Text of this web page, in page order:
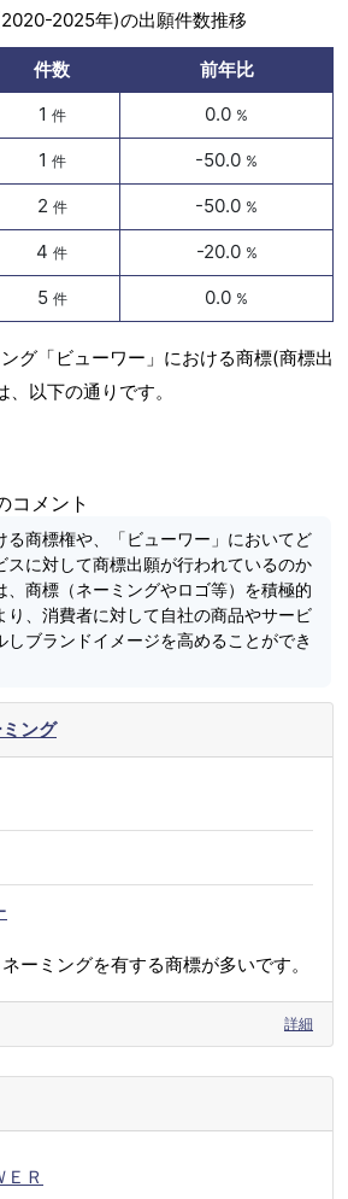
2025年)の出願件数推移
件数
前年比
1 件 0.0 %
1 件 -50.0 %
2 件 -50.0 %
4 件 -20.0 %
5 件 0.0 %
グ「ビューワー」における商標(商標出
以下の通りです。
コメント
る商標権や、「ビューワー」においてど
スに対して商標出願が行われているのか
、商標（ネーミングやロゴ等）を積極的
り、消費者に対して自社の商品やサービ
しブランドイメージを高めることができ
ング
ーミングを有する商標が多いです。
詳細
ＥＲ